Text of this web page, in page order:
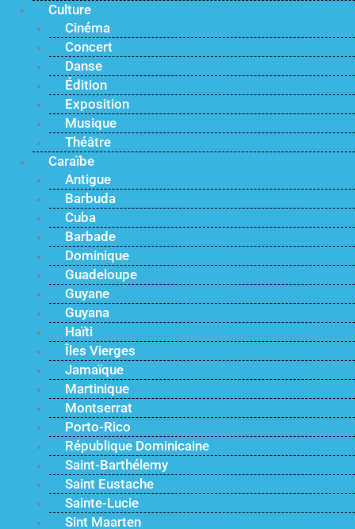
Culture
Cinéma
Concert
Danse
Édition
Exposition
Musique
Théâtre
Caraïbe
Antigue
Barbuda
Cuba
Barbade
Dominique
Guadeloupe
Guyane
Guyana
Haïti
Îles Vierges
Jamaïque
Martinique
Montserrat
Porto-Rico
République Dominicaine
Saint-Barthélemy
Saint Eustache
Sainte-Lucie
Sint Maarten